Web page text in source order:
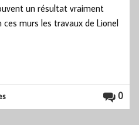
un résultat vraiment
ces murs les travaux de Lionel
0